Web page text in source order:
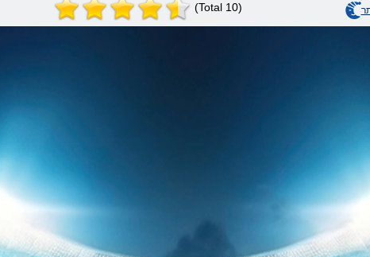
(Total 10)